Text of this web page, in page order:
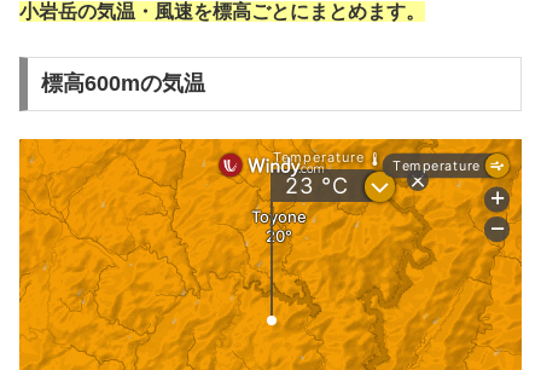
小岩岳の気温・風速を標高ごとにまとめます。
標高600mの気温